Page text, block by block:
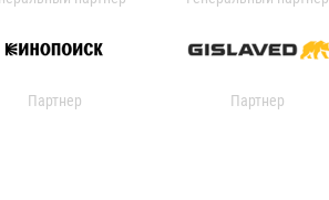
Партнер Партнер